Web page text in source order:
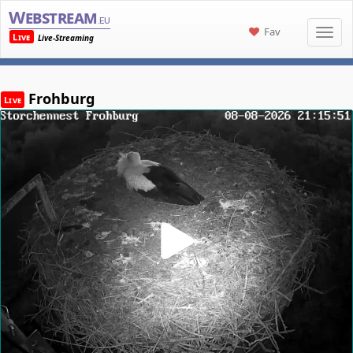
Webstream .eu
Live
Live-Streaming Fav
Live Frohburg